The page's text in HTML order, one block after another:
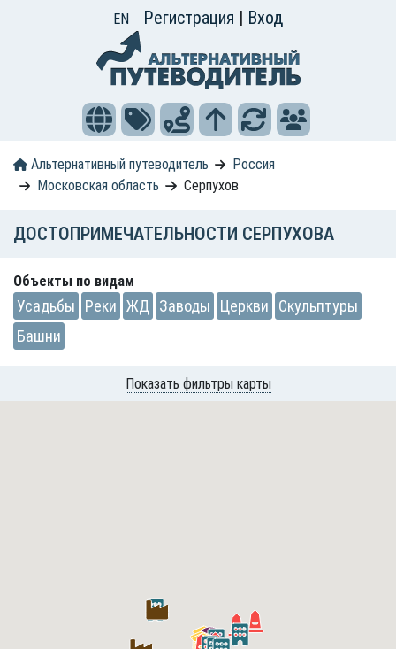
EN Регистрация | Вход
Альтернативный путеводитель
Россия
Московская область
Серпухов
ДОСТОПРИМЕЧАТЕЛЬНОСТИ СЕРПУХОВА
Объекты по видам
Усадьбы Реки ЖД Заводы Церкви
Скульптуры
Башни
Показать фильтры карты